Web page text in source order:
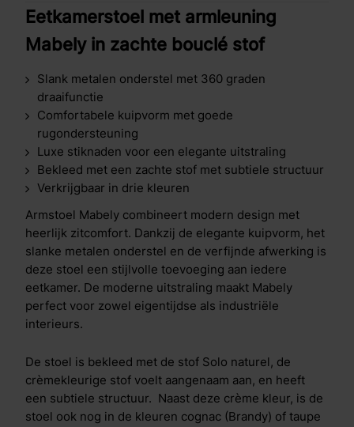
Eetkamerstoel met armleuning
Mabely in zachte bouclé stof
Slank metalen onderstel met 360 graden
draaifunctie
Comfortabele kuipvorm met goede
rugondersteuning
Luxe stiknaden voor een elegante uitstraling
Bekleed met een zachte stof met subtiele structuur
Verkrijgbaar in drie kleuren
Armstoel Mabely combineert modern design met
heerlijk zitcomfort. Dankzij de elegante kuipvorm, het
slanke metalen onderstel en de verfijnde afwerking is
deze stoel een stijlvolle toevoeging aan iedere
eetkamer. De moderne uitstraling maakt Mabely
perfect voor zowel eigentijdse als industriële
interieurs.
De stoel is bekleed met de stof Solo naturel, de
crèmekleurige stof voelt aangenaam aan, en heeft
een subtiele structuur. Naast deze crème kleur, is de
stoel ook nog in de kleuren cognac (Brandy) of taupe